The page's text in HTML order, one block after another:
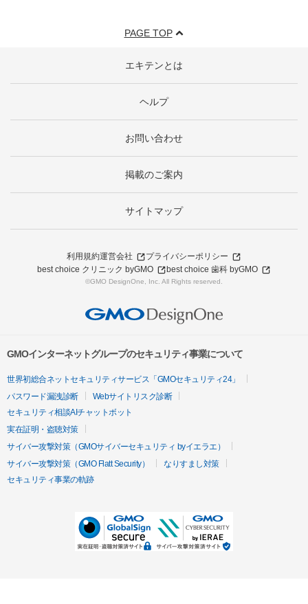
PAGE TOP
エキテンとは
ヘルプ
お問い合わせ
掲載のご案内
サイトマップ
利用規約運営会社
プライバシーポリシー
best choice クリニック byGMO
best choice 歯科 byGMO
©GMO DesignOne, Inc. All Rights reserved.
GMOインターネットグループのセキュリティ事業について
世界初総合ネットセキュリティサービス「GMOセキュリティ24」
パスワード漏洩診断
Webサイトリスク診断
セキュリティ相談AIチャットボット
実在証明・盗聴対策
サイバー攻撃対策（GMOサイバーセキュリティ byイエラエ）
サイバー攻撃対策（GMO Flatt Security）
なりすまし対策
セキュリティ事業の軌跡